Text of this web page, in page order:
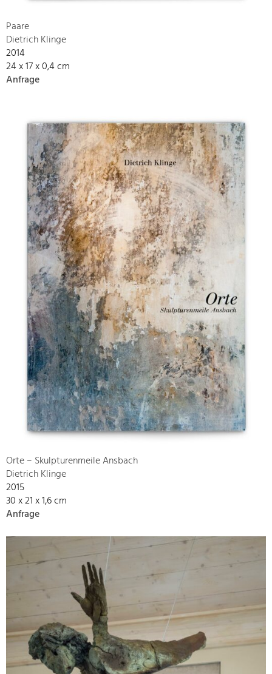
Paare
Dietrich Klinge
2014
24 x 17 x 0,4 cm
Anfrage
Orte – Skulpturenmeile Ansbach
Dietrich Klinge
2015
30 x 21 x 1,6 cm
Anfrage